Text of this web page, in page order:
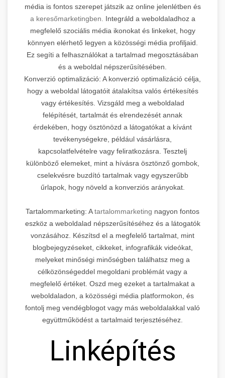
média is fontos szerepet játszik az online jelenlétben és
a keresőmarketingben.
Integráld a weboldaladhoz a
megfelelő szociális média ikonokat és linkeket, hogy
könnyen elérhető legyen a közösségi média profiljaid.
Ez segíti a felhasználókat a tartalmad megosztásában
és a weboldal népszerűsítésében.
Konverzió optimalizáció: A konverzió optimalizáció célja,
hogy a weboldal látogatóit átalakítsa valós értékesítés
vagy értékesítés. Vizsgáld meg a weboldalad
felépítését, tartalmát és elrendezését annak
érdekében, hogy ösztönözd a látogatókat a kívánt
tevékenységekre, például vásárlásra,
kapcsolatfelvételre vagy feliratkozásra. Tesztelj
különböző elemeket, mint a hívásra ösztönző gombok,
cselekvésre buzdító tartalmak vagy egyszerűbb
űrlapok, hogy növeld a konverziós arányokat.
Tartalommarketing: Atartalommarketing nagyon fontos
eszköz a weboldalad népszerűsítéséhez és a látogatók
vonzásához. Készítsd el a megfelelő tartalmat, mint
blogbejegyzéseket, cikkeket, infografikák videókat,
melyeket minőségi minőségben találhatsz meg a
célközönségeddel megoldani problémát vagy a
megfelelő értéket. Oszd meg ezeket a tartalmakat a
weboldaladon, a közösségi média platformokon, és
fontolj meg vendégblogot vagy más weboldalakkal való
együttműködést a tartalmaid terjesztéséhez.
Linképítés